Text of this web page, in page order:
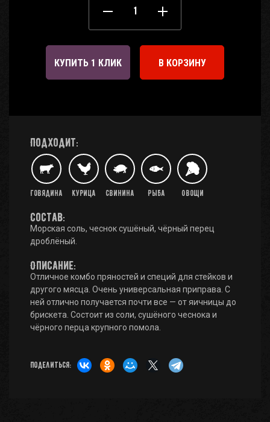
КУПИТЬ 1 КЛИК В КОРЗИНУ
Подходит:
Говядина Курица Свинина Рыба Овощи
Состав:
Морская соль, чеснок сушёный, чёрный перец
дроблёный.
Описание:
Отличное комбо пряностей и специй для стейков и
другого мясца. Очень универсальная приправа. С
ней отлично получается почти все — от яичницы до
брискета. Состоит из соли, сушёного чеснока и
чёрного перца крупного помола.
Поделиться: